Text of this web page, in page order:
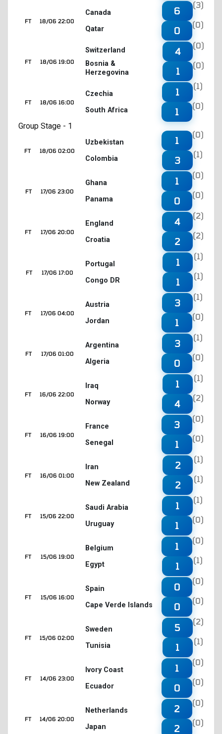
18/06 22:00
FT
Canada
Qatar
6
(3)
0
(0)
18/06 19:00
FT
Switzerland
Bosnia &
Herzegovina
4
(0)
1
(0)
18/06 16:00
FT
Czechia
South Africa
1
(1)
1
(0)
Group Stage - 1
18/06 02:00
FT
Uzbekistan
Colombia
1
(0)
3
(1)
17/06 23:00
FT
Ghana
Panama
1
(0)
0
(0)
17/06 20:00
FT
England
Croatia
4
(2)
2
(2)
17/06 17:00
FT
Portugal
Congo DR
1
(1)
1
(1)
17/06 04:00
FT
Austria
Jordan
3
(1)
1
(0)
17/06 01:00
FT
Argentina
Algeria
3
(1)
0
(0)
16/06 22:00
FT
Iraq
Norway
1
(1)
4
(2)
16/06 19:00
FT
France
Senegal
3
(0)
1
(0)
16/06 01:00
FT
Iran
New Zealand
2
(1)
2
(1)
15/06 22:00
FT
Saudi Arabia
Uruguay
1
(1)
1
(0)
15/06 19:00
FT
Belgium
Egypt
1
(0)
1
(1)
15/06 16:00
FT
Spain
Cape Verde Islands
0
(0)
0
(0)
15/06 02:00
FT
Sweden
Tunisia
5
(2)
1
(1)
14/06 23:00
FT
Ivory Coast
Ecuador
1
(0)
0
(0)
14/06 20:00
FT
Netherlands
Japan
2
(0)
2
(0)